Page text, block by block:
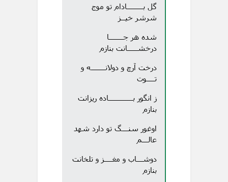
گل بــــــــادام تو موج
شرشر خیــز
شده هر جـــــــا
درخشـــــانت بنازم
درخت آرچ و دولانـــــــه و
تــــوت
ز انگور بــــــــــــاده ریزانت
بنازم
اوغور سنـــگ تو دارد شهد
عالـــم
دوشـــاب و مغــــز و تلخانت
بنازم